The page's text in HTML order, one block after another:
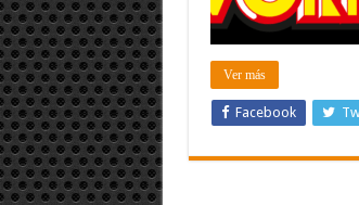
Ver más
Facebook